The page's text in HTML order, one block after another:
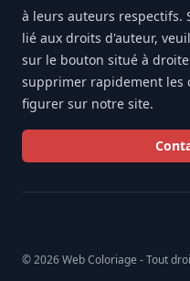
à leurs auteurs respectifs.
lié aux droits d'auteur,
sur le bouton situé à
supprimer rapidement les
figurer sur notre site.
© 2026 Web Coloriage - Tout